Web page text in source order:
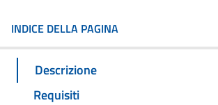
INDICE DELLA PAGINA
Descrizione
Requisiti